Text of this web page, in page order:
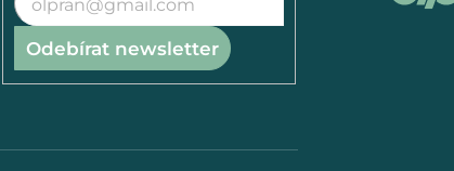
Odebírat newsletter